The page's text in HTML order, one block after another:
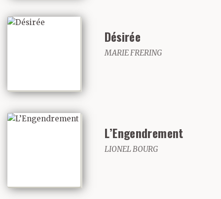
Désirée
MARIE FRERING
L’Engendrement
LIONEL BOURG